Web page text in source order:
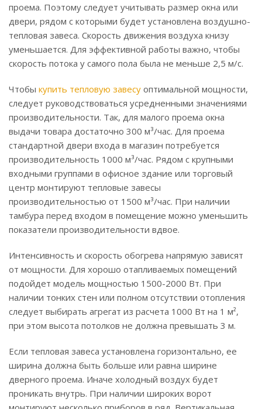
проема. Поэтому следует учитывать размер окна или
двери, рядом с которыми будет установлена воздушно-
тепловая завеса. Скорость движения воздуха книзу
уменьшается. Для эффективной работы важно, чтобы
скорость потока у самого пола была не меньше 2,5 м/с.
Чтобы купить тепловую завесу оптимальной мощности,
следует руководствоваться усредненными значениями
производительности. Так, для малого проема окна
выдачи товара достаточно 300 м³/час. Для проема
стандартной двери входа в магазин потребуется
производительность 1000 м³/час. Рядом с крупными
входными группами в офисное здание или торговый
центр монтируют тепловые завесы
производительностью от 1500 м³/час. При наличии
тамбура перед входом в помещение можно уменьшить
показатели производительности вдвое.
Интенсивность и скорость обогрева напрямую зависят
от мощности. Для хорошо отапливаемых помещений
подойдет модель мощностью 1500-2000 Вт. При
наличии тонких стен или полном отсутствии отопления
следует выбирать агрегат из расчета 1000 Вт на 1 м²,
при этом высота потолков не должна превышать 3 м.
Если тепловая завеса установлена горизонтально, ее
ширина должна быть больше или равна ширине
дверного проема. Иначе холодный воздух будет
проникать внутрь. При наличии широких ворот